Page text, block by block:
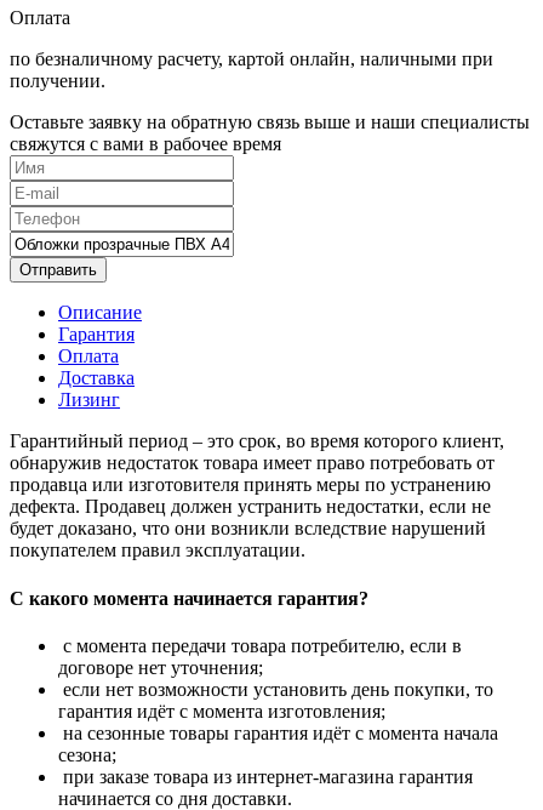
Оплата
по безналичному расчету, картой онлайн, наличными при
получении.
Оставьте заявку на обратную связь выше и наши специалисты
свяжутся с вами в рабочее время
Отправить
Описание
Гарантия
Оплата
Доставка
Лизинг
Гарантийный период – это срок, во время которого клиент,
обнаружив недостаток товара имеет право потребовать от
продавца или изготовителя принять меры по устранению
дефекта. Продавец должен устранить недостатки, если не
будет доказано, что они возникли вследствие нарушений
покупателем правил эксплуатации.
С какого момента начинается гарантия?
с момента передачи товара потребителю, если в
договоре нет уточнения;
если нет возможности установить день покупки, то
гарантия идёт с момента изготовления;
на сезонные товары гарантия идёт с момента начала
сезона;
при заказе товара из интернет-магазина гарантия
начинается со дня доставки.